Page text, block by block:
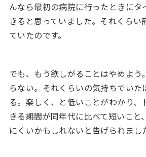
んなら最初の病院に行ったときにタ
きると思っていました。それくらい
ていたのです。
でも、もう欲しがることはやめよう
らない。それくらいの気持ちでい
る。楽しく、と低いことがわかり、
きる期間が同年代に比べて短いこと
にくいかもしれないと告げられまし